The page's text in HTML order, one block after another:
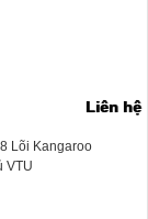
Liên hệ
Lõi Kangaroo
VTU